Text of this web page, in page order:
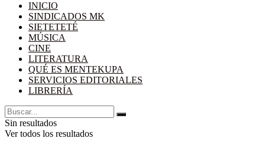
INICIO
SINDICADOS MK
SIETETETÉ
MÚSICA
CINE
LITERATURA
QUÉ ES MENTEKUPA
SERVICIOS EDITORIALES
LIBRERÍA
Sin resultados
Ver todos los resultados